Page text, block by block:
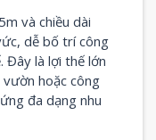
và chiều dài
dễ bố trí công
Đây là lợi thế lớn
hoặc công
đa dạng nhu